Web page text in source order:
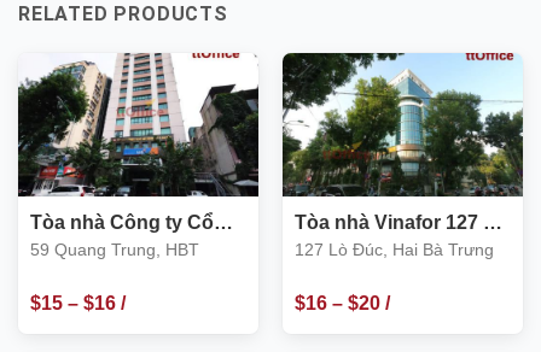
RELATED PRODUCTS
Tòa nhà Công ty Cổ
phần Xây Dựng số 1
59 Quang Trung, HBT
$15– $16/
Tòa nhà Vinafor 127 Lò
Đúc, Hai Bà Trưng
127 Lò Đúc, Hai Bà Trưng
$16– $20/